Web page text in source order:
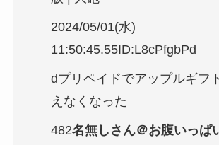
2024/05/01(水)
11:50:45.55ID:L8cPfgbPd
dプリペイドでアップルギフ
えなくなった
482名無しさん＠お腹いっぱ